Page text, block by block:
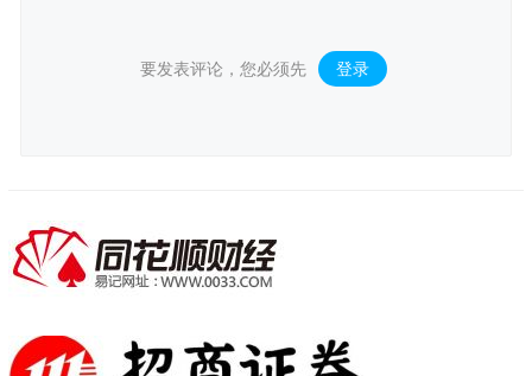
要发表评论，您必须先 登录 。